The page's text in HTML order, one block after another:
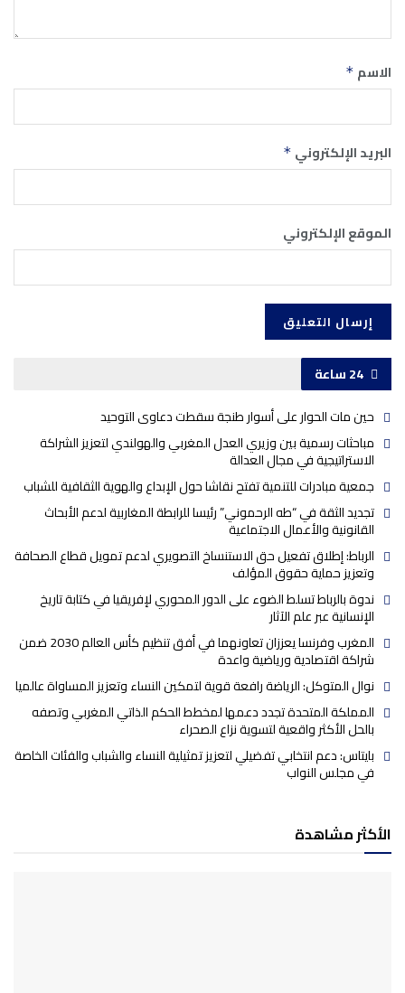
الاسم *
البريد الإلكتروني *
الموقع الإلكتروني
24 ساعة
حين مات الحوار على أسوار طنجة سقطت دعاوى التوحيد
مباحثات رسمية بين وزيري العدل المغربي والهولندي لتعزيز الشراكة
الاستراتيجية في مجال العدالة
جمعية مبادرات للتنمية تفتح نقاشا حول الإبداع والهوية الثقافية للشباب
تجديد الثقة في “طه الرحموني” رئيسا للرابطة المغاربية لدعم الأبحاث
القانونية والأعمال الاجتماعية
الرباط: إطلاق تفعيل حق الاستنساخ التصويري لدعم تمويل قطاع الصحافة
وتعزيز حماية حقوق المؤلف
ندوة بالرباط تسلط الضوء على الدور المحوري لإفريقيا في كتابة تاريخ
الإنسانية عبر علم الآثار
المغرب وفرنسا يعززان تعاونهما في أفق تنظيم كأس العالم 2030 ضمن
شراكة اقتصادية ورياضية واعدة
نوال المتوكل: الرياضة رافعة قوية لتمكين النساء وتعزيز المساواة عالميا
المملكة المتحدة تجدد دعمها لمخطط الحكم الذاتي المغربي وتصفه
بالحل الأكثر واقعية لتسوية نزاع الصحراء
بايتاس: دعم انتخابي تفضيلي لتعزيز تمثيلية النساء والشباب والفئات الخاصة
في مجلس النواب
الأكثر مشاهدة